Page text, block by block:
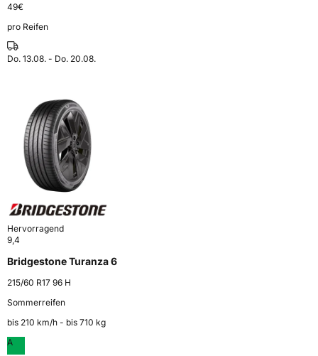
49€
pro Reifen
Do. 13.08. - Do. 20.08.
Hervorragend
9,4
Bridgestone Turanza 6
215/60 R17 96 H
Sommerreifen
bis 210 km⁠/⁠h - bis 710 kg
A